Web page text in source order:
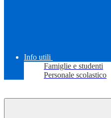
Info utili
Famiglie e studenti
Personale scolastico